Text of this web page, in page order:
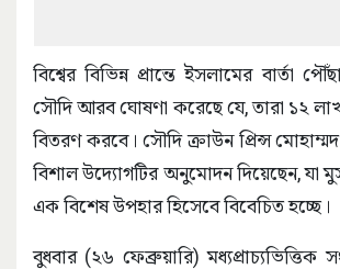
বিশ্বের বিভিন্ন প্রান্তে ইসলামের বার্তা
সৌদি আরব ঘোষণা করেছে যে, তারা ১২
বিতরণ করবে। সৌদি ক্রাউন প্রিন্স
বিশাল উদ্যোগটির অনুমোদন দিয়েছেন, যা
এক বিশেষ উপহার হিসেবে বিবেচিত হচ্ছে।
বুধবার (২৬ ফেব্রুয়ারি) মধ্যপ্রাচ্যভিত্তিক